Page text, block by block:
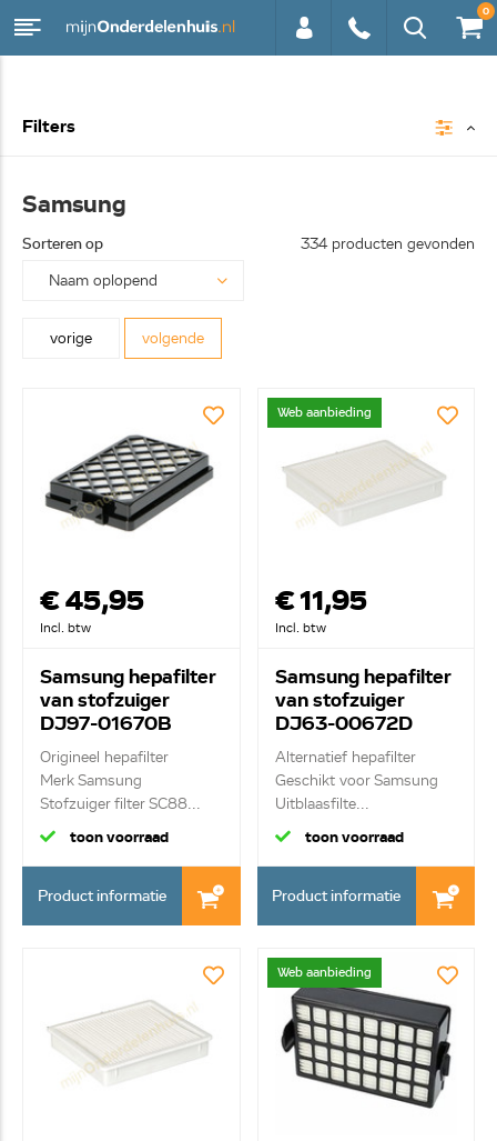
0
Filters
Samsung
Sorteren op 334 producten gevonden
vorige volgende
€ 45,95
Incl. btw
Samsung hepafilter
van stofzuiger
DJ97-01670B
Origineel hepafilter
Merk Samsung
Stofzuiger filter SC88...
toon voorraad
Product informatie
Web aanbieding
€ 11,95
Incl. btw
Samsung hepafilter
van stofzuiger
DJ63-00672D
Alternatief hepafilter
Geschikt voor Samsung
Uitblaasfilte...
toon voorraad
Product informatie
Web aanbieding